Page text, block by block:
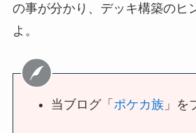
の事が分かり、デッキ構築のヒ
よ。
当ブログ「 ポケカ族」を